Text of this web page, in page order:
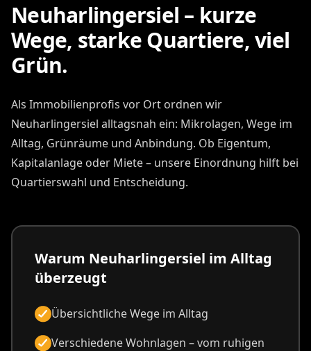
Neuharlingersiel – kurze
Wege, starke Quartiere, viel
Grün.
Als Immobilienprofis vor Ort ordnen wir
Neuharlingersiel alltagsnah ein: Mikrolagen, Wege im
Alltag, Grünräume und Anbindung. Ob Eigentum,
Kapitalanlage oder Miete – unsere Einordnung hilft bei
Quartierswahl und Entscheidung.
Warum Neuharlingersiel im Alltag
überzeugt
Übersichtliche Wege im Alltag
Verschiedene Wohnlagen – vom ruhigen